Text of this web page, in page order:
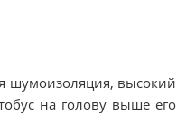
шумоизоляция, высокий
на голову выше его